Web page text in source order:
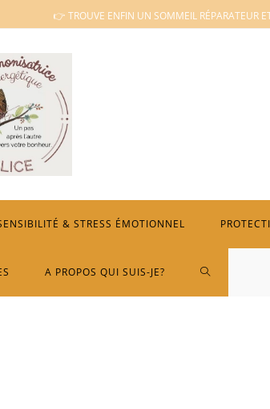
👉 TROUVE ENFIN UN SOMMEIL RÉPARATEUR
& STRESS ÉMOTIONNEL
A PROPOS QUI SUIS-JE? TOGGLE